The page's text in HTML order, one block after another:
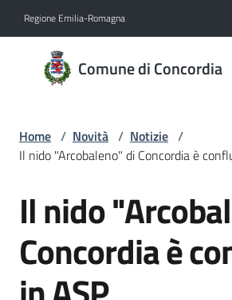
Regione Emilia-Romagna
Comune di Concordia
Comune
di
Novità
Servizi
Home / Novità / Notizie /
Il nido "Arcobaleno" di Concordia è
Salta al contenuto
Il nido
Concordia è